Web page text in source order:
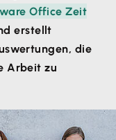
Office Zeit
erstellt
die
Arbeit zu